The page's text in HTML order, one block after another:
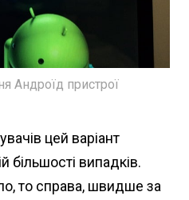
Андроїд пристрої
цей варіант
більшості випадків.
то справа, швидше за